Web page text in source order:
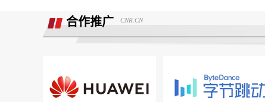
北京爱车汽车销售欺骗多名消费者购车，
不予交付车辆
携程旅游APP非因消费者原因主票已退，
附属票不退费。
合作推广 CNR.CN